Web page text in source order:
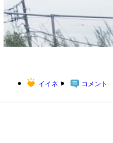
イイネ！ コメント